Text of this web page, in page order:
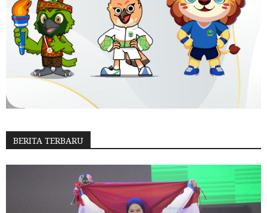
BERITA TERBARU